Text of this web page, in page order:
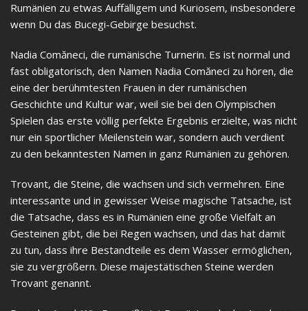
Rumänien zu etwas Auffälligem und Kuriosem, insbesondere
wenn Du das Bucegi-Gebirge besuchst.
Nadia Comăneci, die rumänische Turnerin. Es ist normal und
fast obligatorisch, den Namen Nadia Comăneci zu hören, die
eine der berühmtesten Frauen in der rumänischen
Geschichte und Kultur war, weil sie bei den Olympischen
Spielen das erste völlig perfekte Ergebnis erzielte, was nicht
nur ein sportlicher Meilenstein war, sondern auch verdient
zu den bekanntesten Namen in ganz Rumänien zu gehören.
Trovant, die Steine, die wachsen und sich vermehren. Eine
interessante und in gewisser Weise magische Tatsache, ist
die Tatsache, dass es in Rumänien eine große Vielfalt an
Gesteinen gibt, die bei Regen wachsen, und das hat damit
zu tun, dass ihre Bestandteile es dem Wasser ermöglichen,
sie zu vergrößern. Diese majestätischen Steine werden
Trovant genannt.